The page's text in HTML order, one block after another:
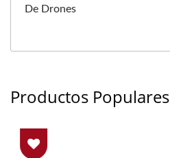
De Drones
Productos Populares